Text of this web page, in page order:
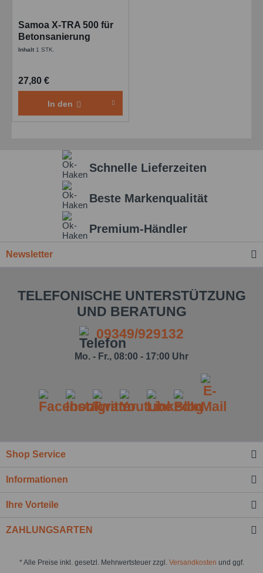
Samoa X-TRA 500 für
Betonsanierung
Inhalt 1 STK.
27,80 €
In den
Schnelle Lieferzeiten
Beste Markenqualität
Premium-Händler
Newsletter
TELEFONISCHE UNTERSTÜTZUNG
UND BERATUNG
09349/929132
Mo. - Fr., 08:00 - 17:00 Uhr
Shop Service
Informationen
Ihre Vorteile
ZAHLUNGSARTEN
* Alle Preise inkl. gesetzl. Mehrwertsteuer zzgl. Versandkosten und ggf.